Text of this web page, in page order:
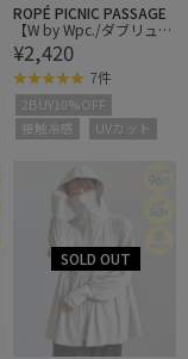
ROPÉ PICNIC PASSAGE
【W by Wpc./ダブリュ
バイ ダブリュピーシー】
UVカット接触冷感親指付
きアームカバー
¥2,420
7件
2BUY10%OFF
接触冷感
UVカット